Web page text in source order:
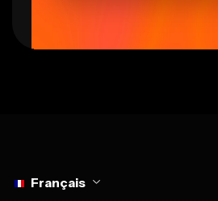
Français